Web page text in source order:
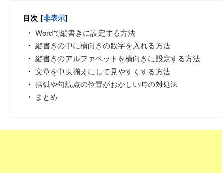
目次 [非表示]
Wordで縦書きに設定する方法
縦書きの中に横向きの数字を入れる方法
縦書きのアルファベットを横向きに設定する方法
文章を中央揃えにして見やすくする方法
括弧や句読点の位置がおかしい時の対処法
まとめ